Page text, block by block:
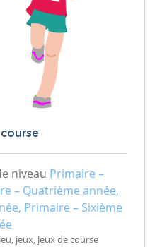
niveau Primaire –
– Quatrième année,
Primaire – Sixième
jeux, Jeux de course